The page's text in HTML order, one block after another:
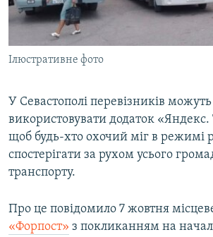
ВІДЕОУРОКИ «ELIFBE»
СВІДЧЕННЯ ОКУПАЦІЇ
УКРАЇНСЬКА ПРОБЛЕМА КРИМУ
Русский
Qırımtatar
Усі сайти RFE/RL
Ілюстративне фото
У Севастополі перевізників
використовувати додаток «Яндекс.
щоб будь-хто охочий міг в режимі
спостерігати за рухом усього
транспорту.
Про це повідомило 7 жовтня
«Форпост» з покликанням на